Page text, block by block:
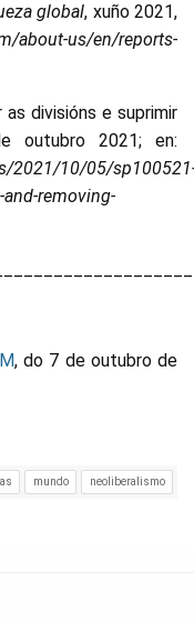
global, xuño 2021,
about-us/en/reports-
as divisións e suprimir
outubro 2021; en:
2021/10/05/
removing-
, do 7 de outubro de
mundo neoliberalismo